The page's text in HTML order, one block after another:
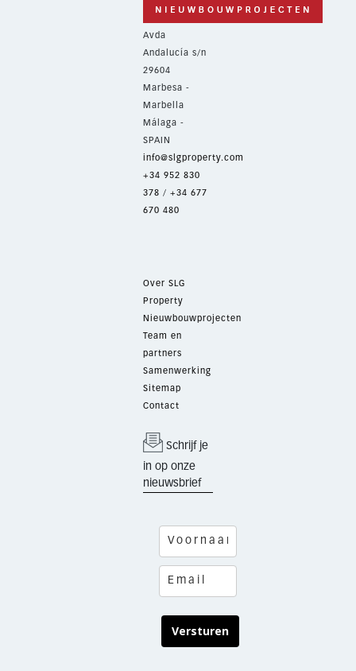
Avda
Andalucía s/n
29604
Marbesa -
Marbella
Málaga -
SPAIN
info@slgproperty.com
+34 952 830
378 / +34 677
670 480
Over SLG
Property
Nieuwbouwprojecten
Team en
partners
Samenwerking
Sitemap
Contact
Schrijf je
in op onze
nieuwsbrief
Versturen